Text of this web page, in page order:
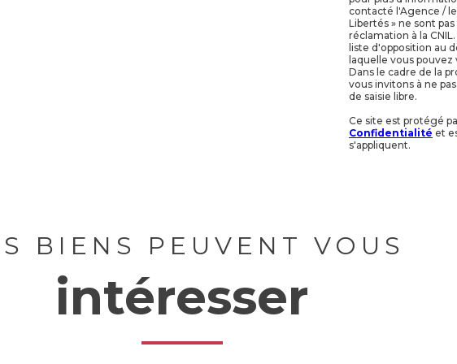
contacté l'Agence /
Libertés » ne sont
réclamation à la
liste d'opposition au
laquelle vous pouvez
Dans le cadre de la
vous invitons à ne
de saisie libre.
Ce site est protégé
Confidentialité et
s'appliquent.
BIENS PEUVENT VOUS
intéresser